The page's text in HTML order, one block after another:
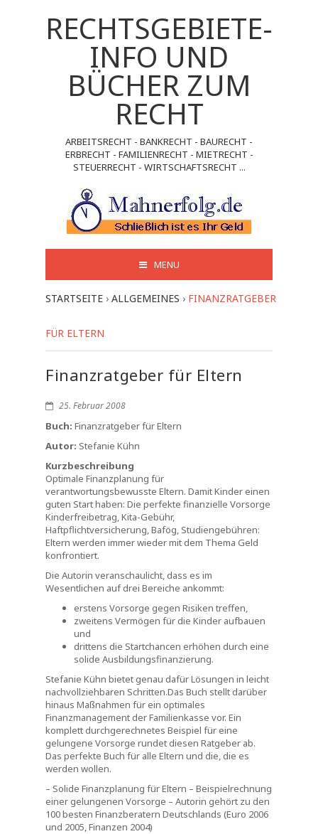
RECHTSGEBIETE-
INFO UND
BÜCHER ZUM
RECHT
ARBEITSRECHT - BANKRECHT - BAURECHT -
ERBRECHT - FAMILIENRECHT - MIETRECHT -
STEUERRECHT - WIRTSCHAFTSRECHT ...
MENU
STARTSEITE › ALLGEMEINES › FINANZRATGEBER
FÜR ELTERN
Finanzratgeber für Eltern
25. Februar 2008
Buch: Finanzratgeber für Eltern
Autor: Stefanie Kühn
Kurzbeschreibung
Optimale Finanzplanung für
verantwortungsbewusste Eltern. Damit Kinder einen
guten Start haben: Die perfekte finanzielle Vorsorge
Kinderfreibetrag, Kita-Gebühr,
Haftpflichtversicherung, Bafög, Studiengebühren:
Eltern werden immer wieder mit dem Thema Geld
konfrontiert.
Die Autorin veranschaulicht, dass es im
Wesentlichen auf drei Bereiche ankommt:
erstens Vorsorge gegen Risiken treffen,
zweitens Vermögen für die Kinder aufbauen
und
drittens die Startchancen erhöhen durch eine
solide Ausbildungsfinanzierung.
Stefanie Kühn bietet genau dafür Lösungen in leicht
nachvollziehbaren Schritten.Das Buch stellt darüber
hinaus Maßnahmen für ein optimales
Finanzmanagement der Familienkasse vor. Ein
komplett durchgerechnetes Beispiel für eine
gelungene Vorsorge rundet diesen Ratgeber ab.
Das perfekte Buch für alle Eltern und die, die es
werden wollen.
– Solide Finanzplanung für Eltern – Beispielrechnung
einer gelungenen Vorsorge – Autorin gehört zu den
100 besten Finanzberatern Deutschlands (Euro 2006
und 2005, Finanzen 2004)